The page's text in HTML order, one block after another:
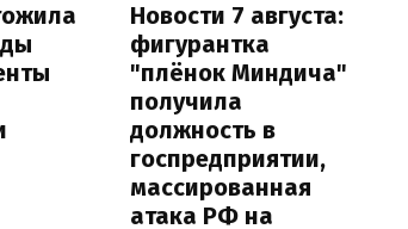
Новости 7 августа:
фигурантка
"плёнок Миндича"
получила
должность в
госпредприятии,
массированная
атака РФ на